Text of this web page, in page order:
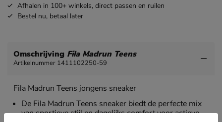
Afhalen in 100+ winkels, direct passen en ruilen
Bestel nu, betaal later
Omschrijving Fila Madrun Teens
Artikelnummer 1411102250-59
Fila Madrun Teens jongens sneaker
De Fila Madrun Teens sneaker biedt de perfecte mix
van sportieve stijl en dagelijks comfort voor actieve